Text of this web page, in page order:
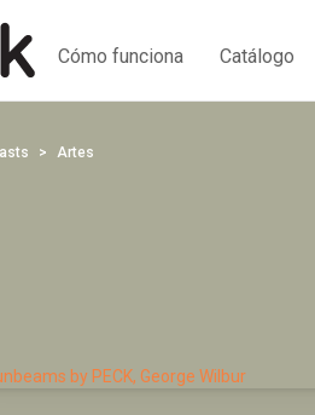
Cómo funciona Catálogo
Artes